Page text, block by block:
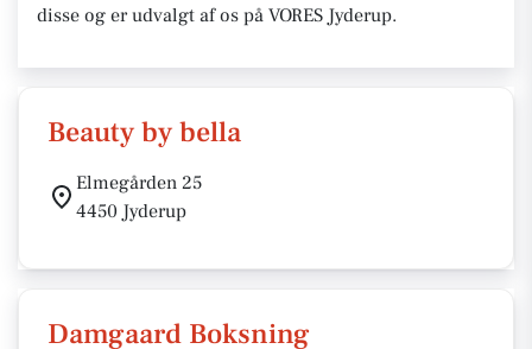
disse og er udvalgt af os på VORES Jyderup.
Beauty by bella
Elmegården 25
4450 Jyderup
Damgaard Boksning